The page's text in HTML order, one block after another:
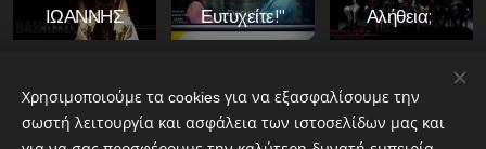
ΙΩΑΝΝΗΣ
Ευτυχείτε!"
Αλήθεια;
Χρησιμοποιούμε τα cookies για να εξασφαλίσουμε την
σωστή λειτουργία και ασφάλεια των ιστοσελίδων μας και